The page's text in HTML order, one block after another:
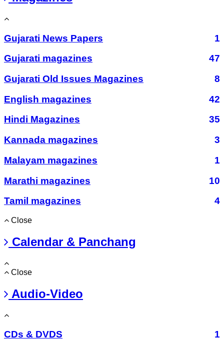
Gujarati News Papers
1
Gujarati magazines
47
Gujarati Old Issues Magazines
8
English magazines
42
Hindi Magazines
35
Kannada magazines
3
Malayam magazines
1
Marathi magazines
10
Tamil magazines
4
Close
Calendar & Panchang
Close
Audio-Video
CDs & DVDS 1